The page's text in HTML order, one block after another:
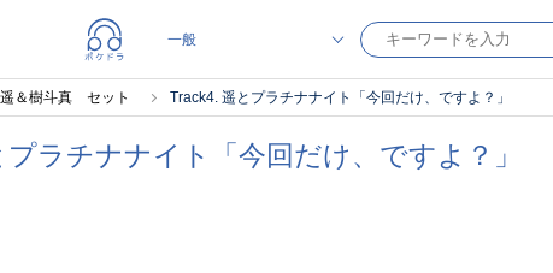
遥＆樹斗真 セット Track4. 遥とプラチナナイト「今回だけ、ですよ？」
ラチナナイト「今回だけ、ですよ？」